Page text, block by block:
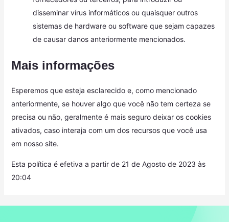
disseminar vírus informáticos ou quaisquer outros
sistemas de hardware ou software que sejam capazes
de causar danos anteriormente mencionados.
Mais informações
Esperemos que esteja esclarecido e, como mencionado
anteriormente, se houver algo que você não tem certeza se
precisa ou não, geralmente é mais seguro deixar os cookies
ativados, caso interaja com um dos recursos que você usa
em nosso site.
Esta política é efetiva a partir de 21 de Agosto de 2023 às
20:04